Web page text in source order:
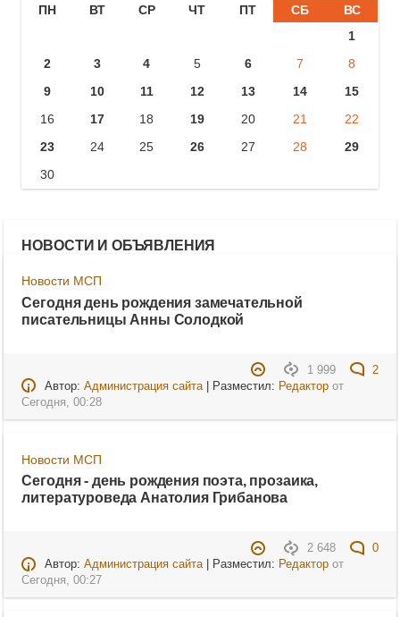
ПН ВТ СР ЧТ ПТ СБ
ВС
1
2
3 4 5 6 7
8
9
10 11 12 13 14
15
16
17 18 19 20 21
22
23
24 25 26 27 28
29
30
НОВОСТИ И ОБЪЯВЛЕНИЯ
Новости МСП
Сегодня день рождения замечательной
писательницы Анны Солодкой
1 999
2
Автор: Администрация сайта| Разместил: Редакторот
Сегодня, 00:28
Новости МСП
Сегодня - день рождения поэта, прозаика,
литературоведа Анатолия Грибанова
2 648
0
Автор: Администрация сайта| Разместил: Редакторот
Сегодня, 00:27